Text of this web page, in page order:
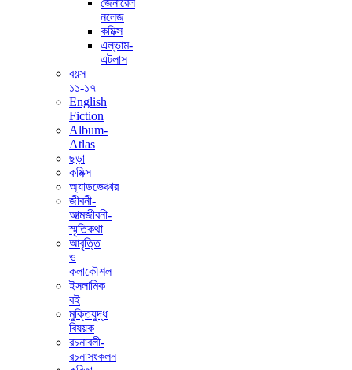
নলেজ
কমিক্স
এল্ভাম-
এটলাস
বয়স
১১-১৭
English
Fiction
Album-
Atlas
ছড়া
কমিক্স
অ্যাডভেঞ্চার
জীবনী-
আত্মজীবনী-
স্মৃতিকথা
আবৃত্তি
ও
কলাকৌশল
ইসলামিক
বই
মুক্তিযুদ্ধ
বিষয়ক
রচনাবলী-
রচনাসংকলন